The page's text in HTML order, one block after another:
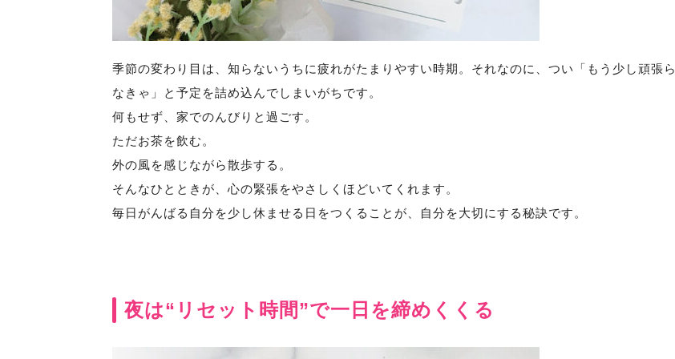
季節の変わり目は、知らないうちに疲れがたまりやすい時期。それなのに、つい「もう少し頑張ら
なきゃ」と予定を詰め込んでしまいがちです。
何もせず、家でのんびりと過ごす。
ただお茶を飲む。
外の風を感じながら散歩する。
そんなひとときが、心の緊張をやさしくほどいてくれます。
毎日がんばる自分を少し休ませる日をつくることが、自分を大切にする秘訣です。
夜は“リセット時間”で一日を締めくくる